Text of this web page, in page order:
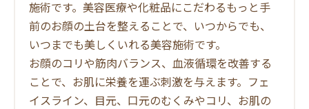
施術です。美容医療や化粧品にこだわるもっと手
前のお顔の土台を整えることで、いつからでも、
いつまでも美しくいれる美容施術です。
お顔のコリや筋肉バランス、血液循環を改善する
ことで、お肌に栄養を運ぶ刺激を与えます。フェ
イスライン、目元、口元のむくみやコリ、お肌の